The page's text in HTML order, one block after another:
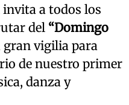
a todos los
del “Domingo
gran vigilia para
de nuestro primer
danza y